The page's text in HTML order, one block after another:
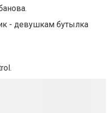
- девушкам бутылка